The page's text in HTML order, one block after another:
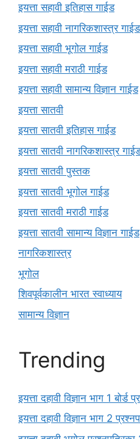
इयत्ता सहावी इतिहास गाईड
इयत्ता सहावी नागरिकशास्त्र गाईड
इयत्ता सहावी भूगोल गाईड
इयत्ता सहावी मराठी गाईड
इयत्ता सहावी सामान्य विज्ञान गाईड
इयत्ता सातवी
इयत्ता सातवी इतिहास गाईड
इयत्ता सातवी नागरिकशास्त्र
इयत्ता सातवी पुस्तक
इयत्ता सातवी भूगोल गाईड
इयत्ता सातवी मराठी गाईड
इयत्ता सातवी सामान्य विज्ञान गाईड
नागरिकशास्त्र
भूगोल
शिवपूर्वकालीन भारत स्वाध्याय
सामान्य विज्ञान
Trending
इयत्ता दहावी विज्ञान भाग 1
इयत्ता दहावी विज्ञान भाग 2